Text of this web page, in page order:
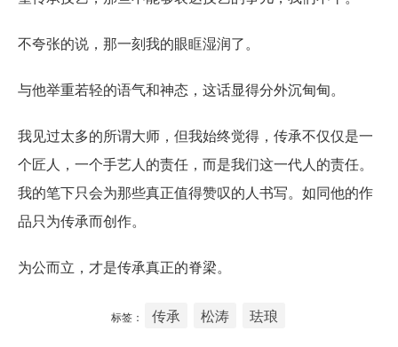
不夸张的说，那一刻我的眼眶湿润了。
与他举重若轻的语气和神态，这话显得分外沉甸甸。
我见过太多的所谓大师，但我始终觉得，传承不仅仅是一
个匠人，一个手艺人的责任，而是我们这一代人的责任。
我的笔下只会为那些真正值得赞叹的人书写。如同他的作
品只为传承而创作。
为公而立，才是传承真正的脊梁。
标签： 传承 松涛 珐琅